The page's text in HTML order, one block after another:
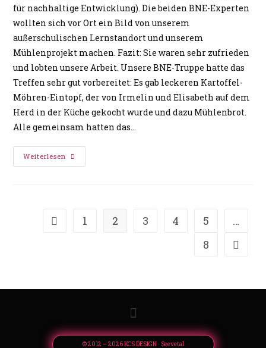
für nachhaltige Entwicklung). Die beiden BNE-Experten
wollten sich vor Ort ein Bild von unserem
außerschulischen Lernstandort und unserem
Mühlenprojekt machen. Fazit: Sie waren sehr zufrieden
und lobten unsere Arbeit. Unsere BNE-Truppe hatte das
Treffen sehr gut vorbereitet: Es gab leckeren Kartoffel-
Möhren-Eintopf, der von Irmelin und Elisabeth auf dem
Herd in der Küche gekocht wurde und dazu Mühlenbrot.
Alle gemeinsam hatten das…
Weiterlesen
1 2 3 4 5
…
8
© 2012 – 2026 KCS DESIGN · Seevetal